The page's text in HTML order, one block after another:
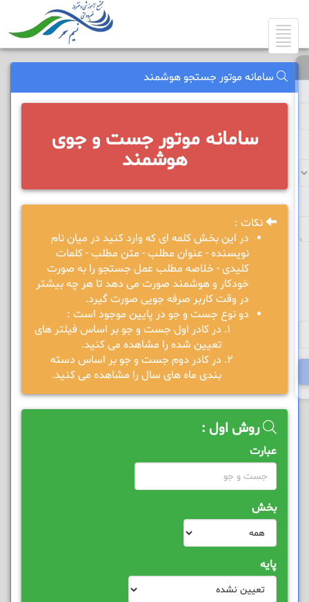
Toggle
navigation
سامانه موتور جستجو هوشمند
سامانه موتور جست و جوی
هوشمند
نکات :
در این بخش کلمه ای که وارد کنید در میان نام
نویسنده - عنوان مطلب - متن مطلب - کلمات
کلیدی - خلاصه مطلب عمل جستجو را به صورت
خودکار و هوشمند صورت می دهد تا هر چه بیشتر
در وقت کاربر صرفه جویی صورت گیرد.
دو نوع جست و جو در پایین موجود است :
در کادر اول جست و جو بر اساس فیلتر های
تعیین شده را مشاهده می کنید.
در کادر دوم جست و جو بر اساس دسته
بندی ماه های سال را مشاهده می کنید.
روش اول :
عبارت
بخش
پایه